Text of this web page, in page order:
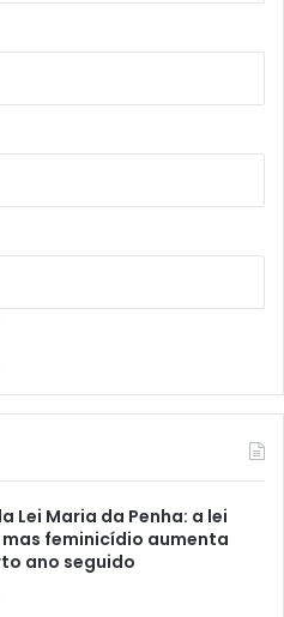
Lei Maria da Penha: a lei
feminicídio aumenta
ano seguido